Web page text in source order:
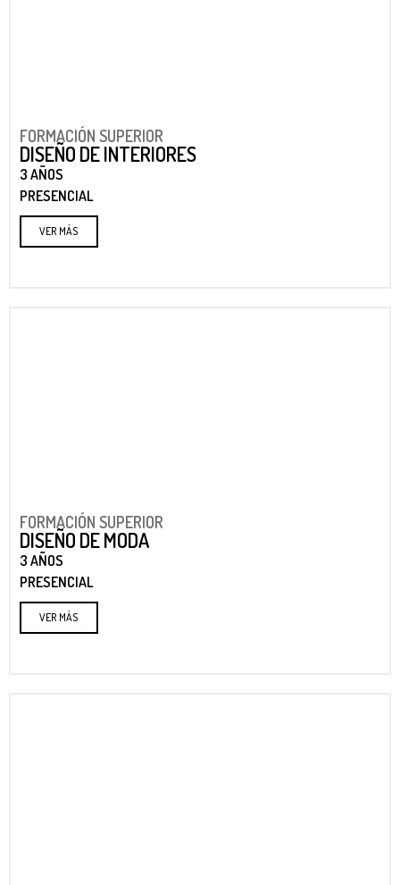
FORMACIÓN SUPERIOR
DISEÑO DE INTERIORES
3 AÑOS
PRESENCIAL
VER MÁS
FORMACIÓN SUPERIOR
DISEÑO DE MODA
3 AÑOS
PRESENCIAL
VER MÁS